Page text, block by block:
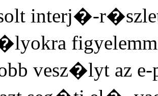
interj�-r�szlet
vesz�lyt az